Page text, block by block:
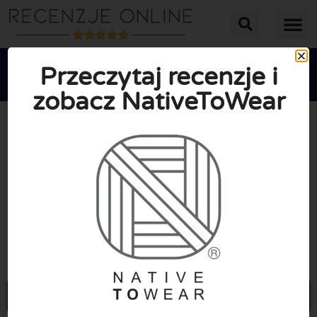
 
ŚREDNIA OCENA: 10/10
(0 Recenzje)
Przejdź do Nativetowear.com
Przeczytaj recenzje i
zobacz NativeToWear